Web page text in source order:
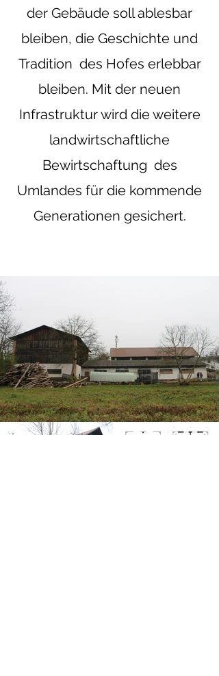
der Gebäude soll ablesbar
bleiben, die Geschichte und
Tradition des Hofes erlebbar
bleiben. Mit der neuen
Infrastruktur wird die weitere
landwirtschaftliche
Bewirtschaftung des
Umlandes für die kommende
Generationen gesichert.